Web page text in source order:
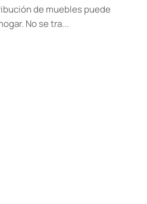
de muebles puede
No se tra...